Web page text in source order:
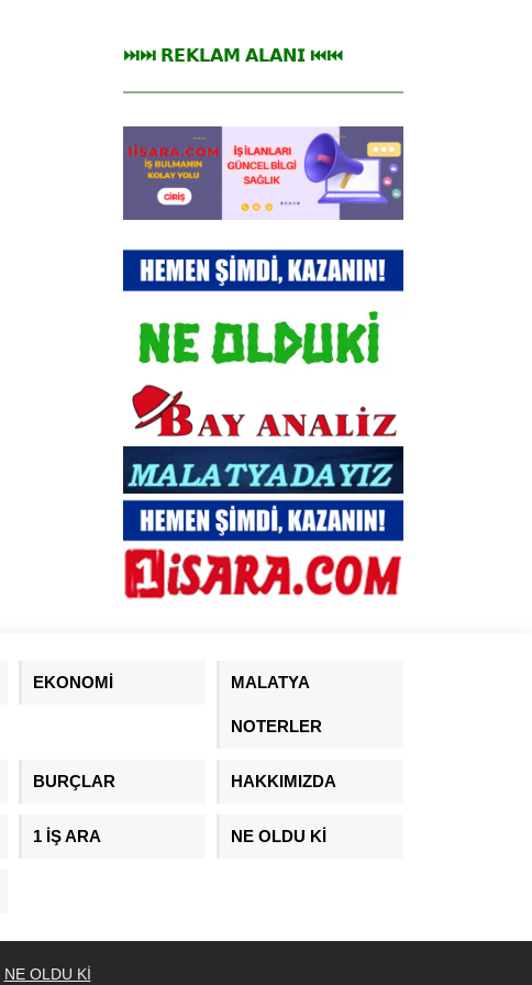
⏭⏭ 𝗥𝗘𝗞𝗟𝗔𝗠 𝗔𝗟𝗔𝗡𝗜 ⏮⏮
EKONOMİ MALATYA
NOTERLER
BURÇLAR HAKKIMIZDA
1 İŞ ARA NE OLDU Kİ
NE OLDU Kİ